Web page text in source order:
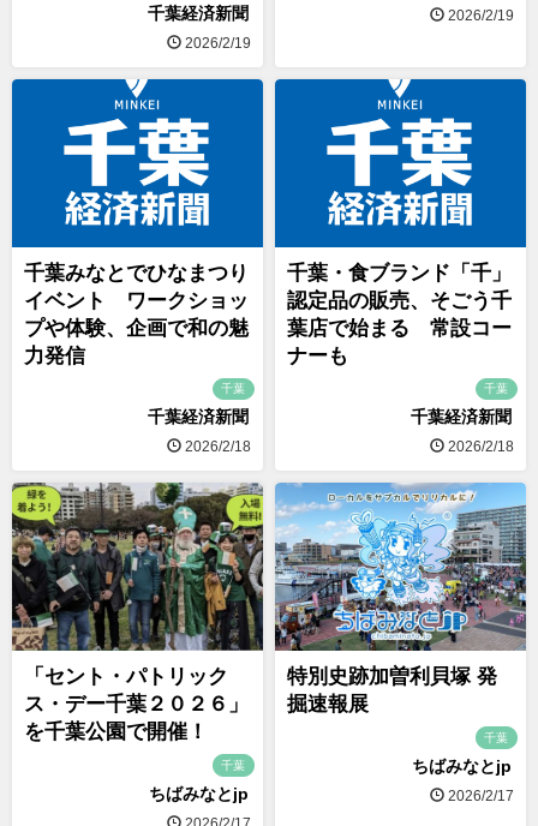
千葉経済新聞
2026/2/19
2026/2/19
千葉みなとでひなまつり
イベント ワークショッ
プや体験、企画で和の魅
力発信
千葉
千葉経済新聞
2026/2/18
千葉・食ブランド「千」
認定品の販売、そごう千
葉店で始まる 常設コー
ナーも
千葉
千葉経済新聞
2026/2/18
「セント・パトリック
ス・デー千葉２０２６」
を千葉公園で開催！
千葉
ちばみなとjp
特別史跡加曽利貝塚 発
掘速報展
千葉
ちばみなとjp
2026/2/17